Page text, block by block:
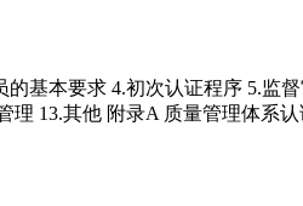
本要求 4.初次认证程序 5.监
13.其他 附录A 质量管理体系